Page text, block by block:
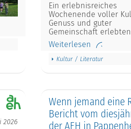
Ein erlebnisreiches
Wochenende voller
Genuss und guter
Gemeinschaft
Weiterlesen
Kultur / Literatur
2026
Wenn jemand eine
Bericht vom
der AEH in